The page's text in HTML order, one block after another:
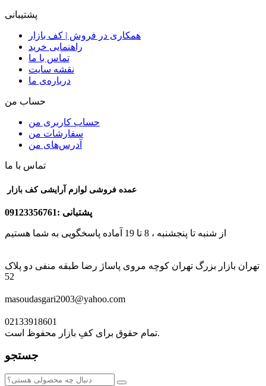
پشتیبانی
همکاری در فروش | کف بازار
راهنمایی خرید
تماس با ما
نقشه سایت
درباره‌ی ما
حساب من
حساب کاربری من
سفارشات من
آدرس‌های من
تماس با ما
پشتبانی :09123356761
از شنبه تا پنجشنبه ، 8 تا 19 آماده پاسخگویی به شما هستیم
تهران بازار بزرگ تهران کوچه مروی پاساژ رضا طبقه منفی دو پلاک
52
masoudasgari2003@yahoo.com
02133918601
تمام حقوق برای کفِ بازار محفوظ است.
جستجو